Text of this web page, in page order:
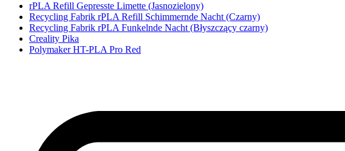
rPLA Refill Gepresste Limette (Jasnozielony)
Recycling Fabrik rPLA Refill Schimmernde Nacht (Czarny)
Recycling Fabrik rPLA Funkelnde Nacht (Błyszczący czarny)
Creality Pika
Polymaker HT-PLA Pro Red